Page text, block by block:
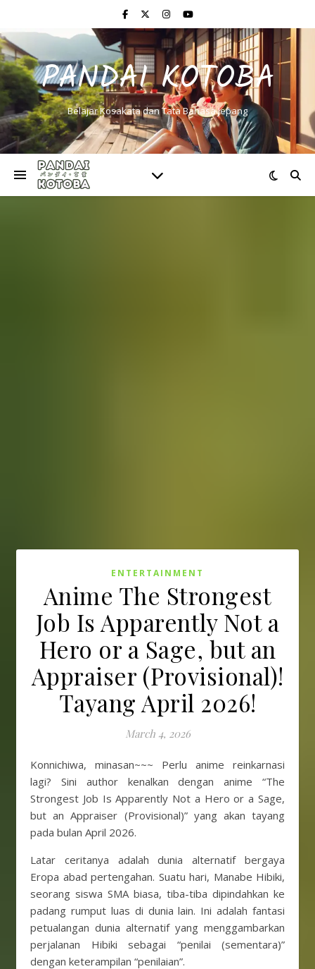
PANDAI KOTOBA
Belajar Kosakata dan Tata Bahasa Jepang
ENTERTAINMENT
Anime The Strongest
Job Is Apparently Not a
Hero or a Sage, but an
Appraiser (Provisional)!
Tayang April 2026!
March 4, 2026
Konnichiwa, minasan~~~ Perlu anime reinkarnasi
lagi? Sini author kenalkan dengan anime “The
Strongest Job Is Apparently Not a Hero or a Sage,
but an Appraiser (Provisional)” yang akan tayang
pada bulan April 2026.
Latar ceritanya adalah dunia alternatif bergaya
Eropa abad pertengahan. Suatu hari, Manabe Hibiki,
seorang siswa SMA biasa, tiba-tiba dipindahkan ke
padang rumput luas di dunia lain. Ini adalah fantasi
petualangan dunia alternatif yang menggambarkan
perjalanan Hibiki sebagai “penilai (sementara)”
dengan keterampilan “penilaian”.